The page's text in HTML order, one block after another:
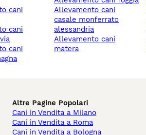
allevamento cani
casale monferrato
alessandria
allevamento cani
matera
Altre Pagine Popolari
Cani in Vendita a Milano
Cani in Vendita a Roma
Cani in Vendita a Bologna